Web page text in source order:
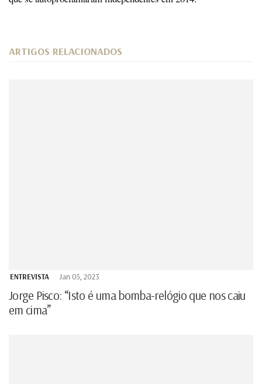
ARTIGOS RELACIONADOS
ENTREVISTA Jan 05, 2023
Jorge Pisco: “Isto é uma bomba-relógio que nos caiu
em cima”